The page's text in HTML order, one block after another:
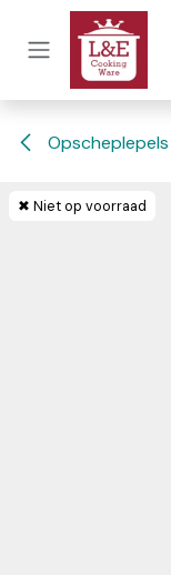
Overslaan naar inhoud
Opscheplepels
✖ Niet op voorraad